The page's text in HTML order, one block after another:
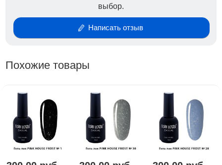
выбор.
Написать отзыв
Похожие товары